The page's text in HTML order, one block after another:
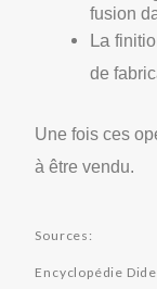
fusion
La
de
Une fois ces
à être vendu.
Sources:
Encyclopédie